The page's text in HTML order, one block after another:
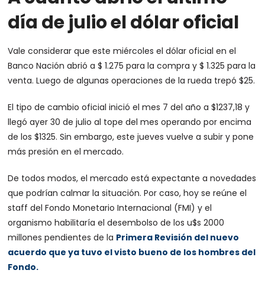
día de julio el dólar oficial
Vale considerar que este miércoles el dólar oficial en el
Banco Nación abrió a $ 1.275 para la compra y $ 1.325 para la
venta. Luego de algunas operaciones de la rueda trepó $25.
El tipo de cambio oficial inició el mes 7 del año a $1237,18 y
llegó ayer 30 de julio al tope del mes operando por encima
de los $1325. Sin embargo, este jueves vuelve a subir y pone
más presión en el mercado.
De todos modos, el mercado está expectante a novedades
que podrían calmar la situación. Por caso, hoy se reúne el
staff del Fondo Monetario Internacional (FMI) y el
organismo habilitaría el desembolso de los u$s 2000
millones pendientes de la Primera Revisión del nuevo
acuerdo que ya tuvo el visto bueno de los hombres del
Fondo.